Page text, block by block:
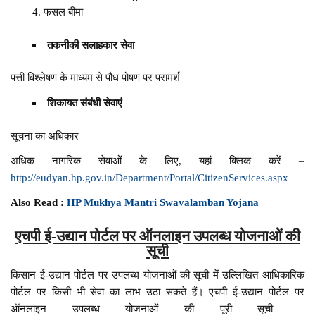
फसल बीमा
तकनीकी सलाहकार सेवा
पत्ती विश्लेषण के माध्यम से पौध पोषण पर परामर्श
शिकायत संबंधी सेवाएं
सूचना का अधिकार
अधिक नागरिक सेवाओं के लिए, यहां क्लिक करें –
http://eudyan.hp.gov.in/Department/Portal/CitizenServices.aspx
Also Read :HP Mukhya Mantri Swavalamban Yojana
एचपी ई-उद्यान पोर्टल पर ऑनलाइन उपलब्ध योजनाओं की
सूची
किसान ई-उद्यान पोर्टल पर उपलब्ध योजनाओं की सूची में उल्लिखित आधिकारिक
पोर्टल पर किसी भी सेवा का लाभ उठा सकते हैं। एचपी ई-उद्यान पोर्टल पर
ऑनलाइन उपलब्ध योजनाओं की पूरी सूची –